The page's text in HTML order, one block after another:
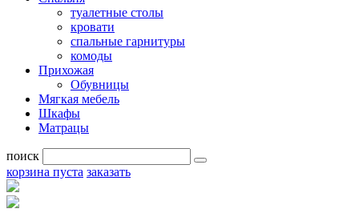
туалетные столы
кровати
спальные гарнитуры
комоды
Прихожая
Обувницы
Мягкая мебель
Шкафы
Матрацы
поиск
корзина пуста заказать